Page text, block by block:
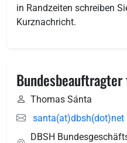
in Randzeiten schreiben
Kurznachricht.
Thomas Sánta
santa(at)dbsh(dot)net
DBSH